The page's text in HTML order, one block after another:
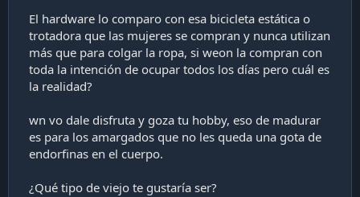
El hardware lo comparo con esa bicicleta estática o
trotadora que las mujeres se compran y nunca utilizan
más que para colgar la ropa, si weon la compran con
toda la intención de ocupar todos los días pero cuál es
la realidad?
wn vo dale disfruta y goza tu hobby, eso de madurar
es para los amargados que no les queda una gota de
endorfinas en el cuerpo.
¿Qué tipo de viejo te gustaría ser?